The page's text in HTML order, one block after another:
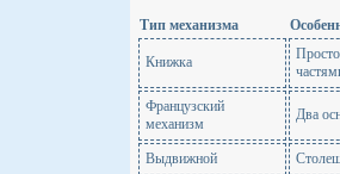
Тип механизма
Книжка
Французский
механизм
Два
Выдвижной